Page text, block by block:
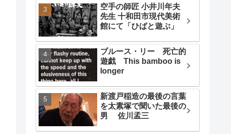
空手の師匠 小井川年夫
先生 十和田市現代美術
館にて「ひばと遊ぶ」
ブルース・リー 死亡的
遊戯 This bamboo is
longer
新渡戸稲造の最後の言葉
を太素塚で聞いた最後の
男 佐川孟三